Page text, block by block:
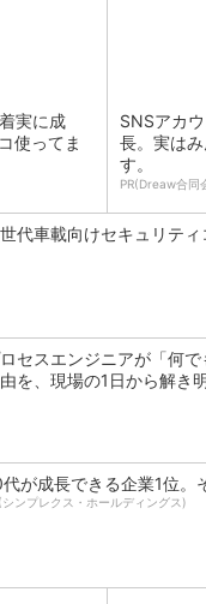
実に成
使ってま
SNSアカ
長。実は
す。
PR(Dreaw合同
代車載向けセキュリテ
セスエンジニアが「何
を、現場の1日から解き
が成長できる企業1位。
シンプレクス・ホールディングス)